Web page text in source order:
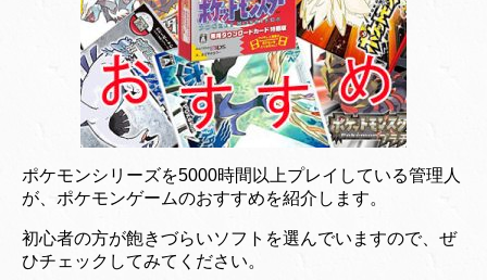
ポケモンシリーズを5000時間以上プレイしている管理人
が、ポケモンゲームのおすすめを紹介します。
初心者の方が飽きづらいソフトを選んでいますので、ぜ
ひチェックしてみてください。